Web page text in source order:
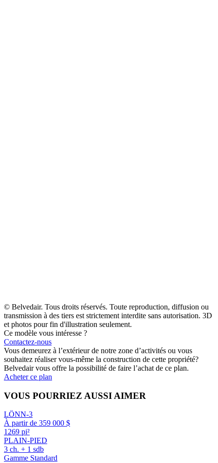
© Belvedair. Tous droits réservés. Toute reproduction, diffusion ou
transmission à des tiers est strictement interdite sans autorisation. 3D
et photos pour fin d'illustration seulement.
Ce modèle vous intéresse ?
Contactez-nous
Vous demeurez à l’extérieur de notre zone d’activités ou vous
souhaitez réaliser vous-même la construction de cette propriété?
Belvedair vous offre la possibilité de faire l’achat de ce plan.
Acheter ce plan
VOUS POURRIEZ AUSSI AIMER
LÖNN-3
À partir de 359 000 $
1269 pi²
PLAIN-PIED
3 ch. + 1 sdb
Gamme Standard